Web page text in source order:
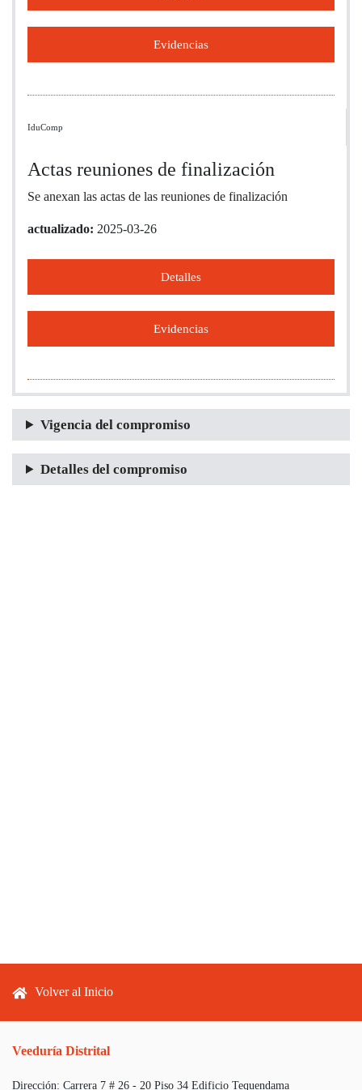
Evidencias
IduComp
Actas reuniones de finalización
Se anexan las actas de las reuniones de finalización
actualizado: 2025-03-26
Detalles
Evidencias
Vigencia del compromiso
Detalles del compromiso
Footer menu
Volver al Inicio
Veeduría Distrital
Dirección: Carrera 7 # 26 - 20 Piso 34 Edificio Tequendama